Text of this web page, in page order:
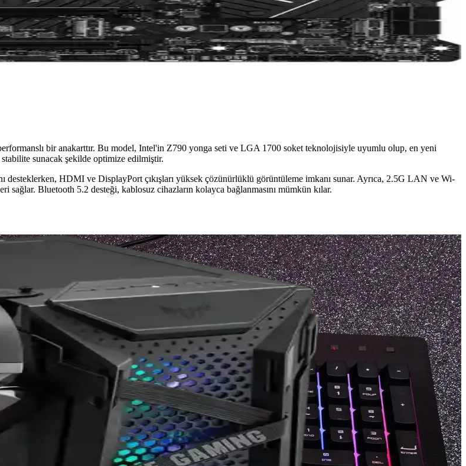
bir anakarttır. Bu model, Intel'in Z790 yonga seti ve LGA 1700 soket teknolojisiyle uyumlu olup, en yeni
stabilite sunacak şekilde optimize edilmiştir.
desteklerken, HDMI ve DisplayPort çıkışları yüksek çözünürlüklü görüntüleme imkanı sunar. Ayrıca, 2.5G LAN ve Wi-
Bluetooth 5.2 desteği, kablosuz cihazların kolayca bağlanmasını mümkün kılar.
Yöntemleri
kontrolleri detaylı şekilde ele alınarak sorunların doğru tespiti ve giderilmesi anlatılmaktadır.
Yaklaşımları
ve üretim verimliliği artırılmıştır. Bu tasarım cihazların inceliğine ve hafifliğine katkı sağlar.
İpuçları
mikroskop kontrolü işlemin başarısını artırır. İlk deneyimlerde pratik ve şeffaflık önemlidir.
ve Bağlantı Özellikleri
performans sunar. Kompakt tasarımı ve gelişmiş bağlantı seçenekleriyle modern sistemler için ideal bir tercih.
Gelecek Perspektifleri
birlikte, teknolojik gelişmeler ve gelecekteki trendler öne çıkmaktadır.